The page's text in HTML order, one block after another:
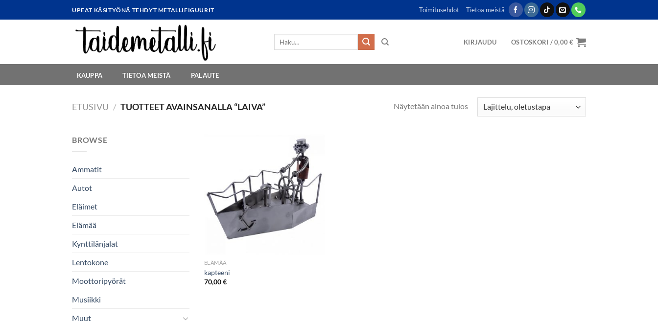
to
UPEAT KÄSITYÖNÄ TEHDYT METALLIFIGUURIT Toimitusehdot Tietoa meistä
KIRJAUDU OSTOSKORI /0,00€
KAUPPA TIETOA MEISTÄ PALAUTE
ETUSIVU / TUOTTEET AVAINSANALLA “LAIVA” Näytetään ainoa tulos
BROWSE
Ammatit
Autot
Eläimet
Elämää
Kynttilänjalat
Lentokone
Moottoripyörät
Musiikki
Muut
ELÄMÄÄ
kapteeni
70,00€